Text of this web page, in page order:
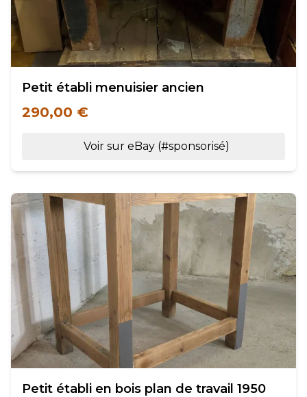
Petit établi menuisier ancien
290,00 €
Voir sur eBay (#sponsorisé)
Petit établi en bois plan de travail 1950